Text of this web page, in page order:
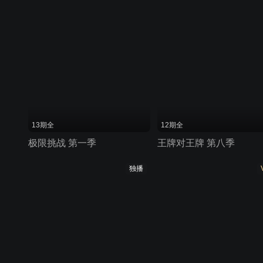
13期全
极限挑战 第一季
12期全
王牌对王牌 第八季
独播